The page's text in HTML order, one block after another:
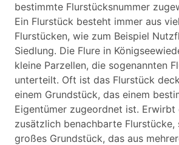
bestimmte Flurstücksnummer
Ein Flurstück besteht immer aus
Flurstücken, wie zum Beispiel
Siedlung. Die Flure in
kleine Parzellen, die sogenannten
unterteilt. Oft ist das Flurstück
einem Grundstück, das einem
Eigentümer zugeordnet ist. Erwirbt
zusätzlich benachbarte Flurstücke,
großes Grundstück, das aus